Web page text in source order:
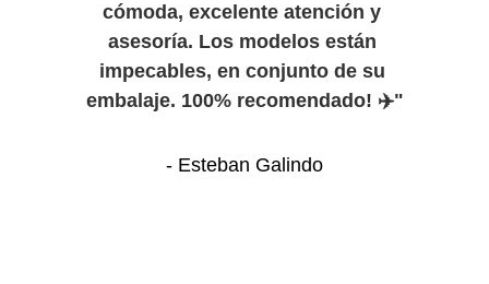
cómoda, excelente atención y
asesoría. Los modelos están
impecables, en conjunto de su
embalaje. 100% recomendado! ✈️"
- Esteban Galindo